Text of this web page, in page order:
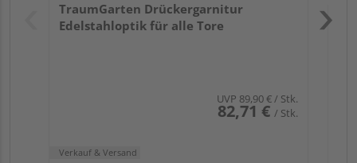
TraumGarten Drückergarnitur
Edelstahloptik für alle Tore
UVP 89,90 €/ Stk.
82,71 € / Stk.
Verkauf & Versand